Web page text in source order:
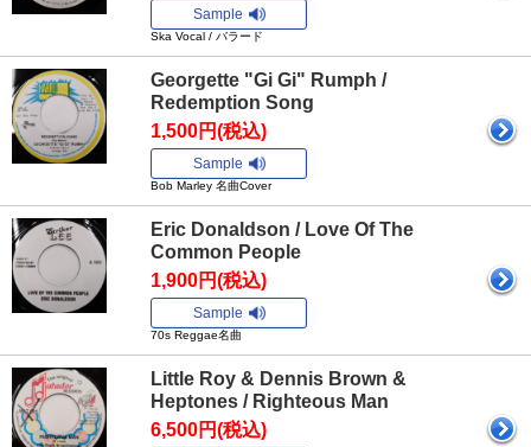
Sample
Ska Vocal / バラード
Georgette "Gi Gi" Rumph /
Redemption Song
1,500円(税込)
Sample
Bob Marley 名曲Cover
Eric Donaldson / Love Of The
Common People
1,900円(税込)
Sample
70s Reggae名曲
Little Roy & Dennis Brown &
Heptones / Righteous Man
6,500円(税込)